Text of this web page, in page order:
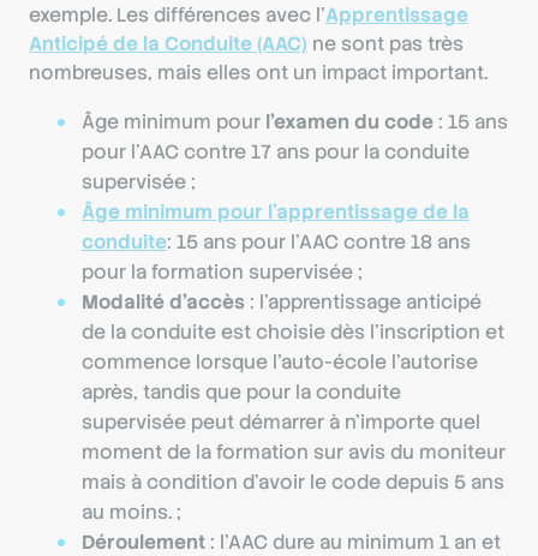
exemple. Les différences avec l'Apprentissage
Anticipé de la Conduite (AAC) ne sont pas très
nombreuses, mais elles ont un impact important.
Âge minimum pour l’examen du code : 15 ans
pour l'AAC contre 17 ans pour la conduite
supervisée ;
Âge minimum pour l’apprentissage de la
conduite: 15 ans pour l'AAC contre 18 ans
pour la formation supervisée ;
Modalité d’accès : l'apprentissage anticipé
de la conduite est choisie dès l’inscription et
commence lorsque l’auto-école l’autorise
après, tandis que pour la conduite
supervisée peut démarrer à n’importe quel
moment de la formation sur avis du moniteur
mais à condition d’avoir le code depuis 5 ans
au moins. ;
Déroulement : l'AAC dure au minimum 1 an et